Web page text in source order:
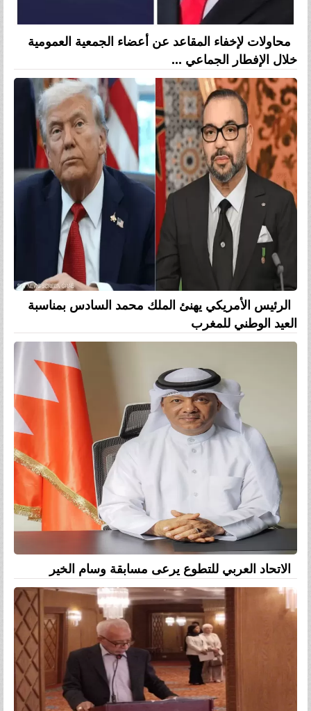
محاولات لإخفاء المقاعد عن أعضاء الجمعية العمومية
خلال الإفطار الجماعي ...
الرئيس الأمريكي يهنئ الملك محمد السادس بمناسبة
العيد الوطني للمغرب
الاتحاد العربي للتطوع يرعى مسابقة وسام الخير